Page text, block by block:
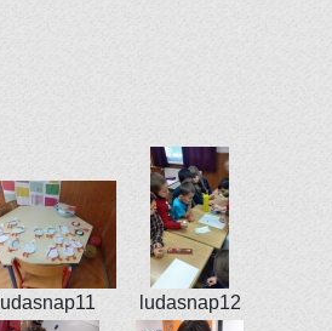
ludasnap11 ludasnap12